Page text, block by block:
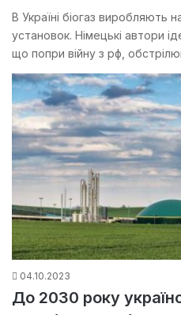
В Україні біогаз виробляють
установок. Німецькі автори
що попри війну з рф,
04.10.2023
До 2030 року